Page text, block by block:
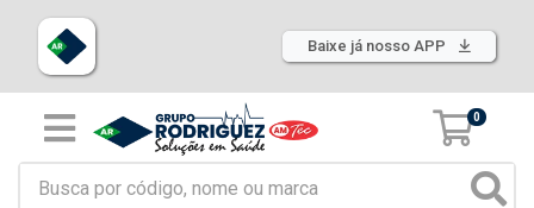
Baixe já nosso APP
0